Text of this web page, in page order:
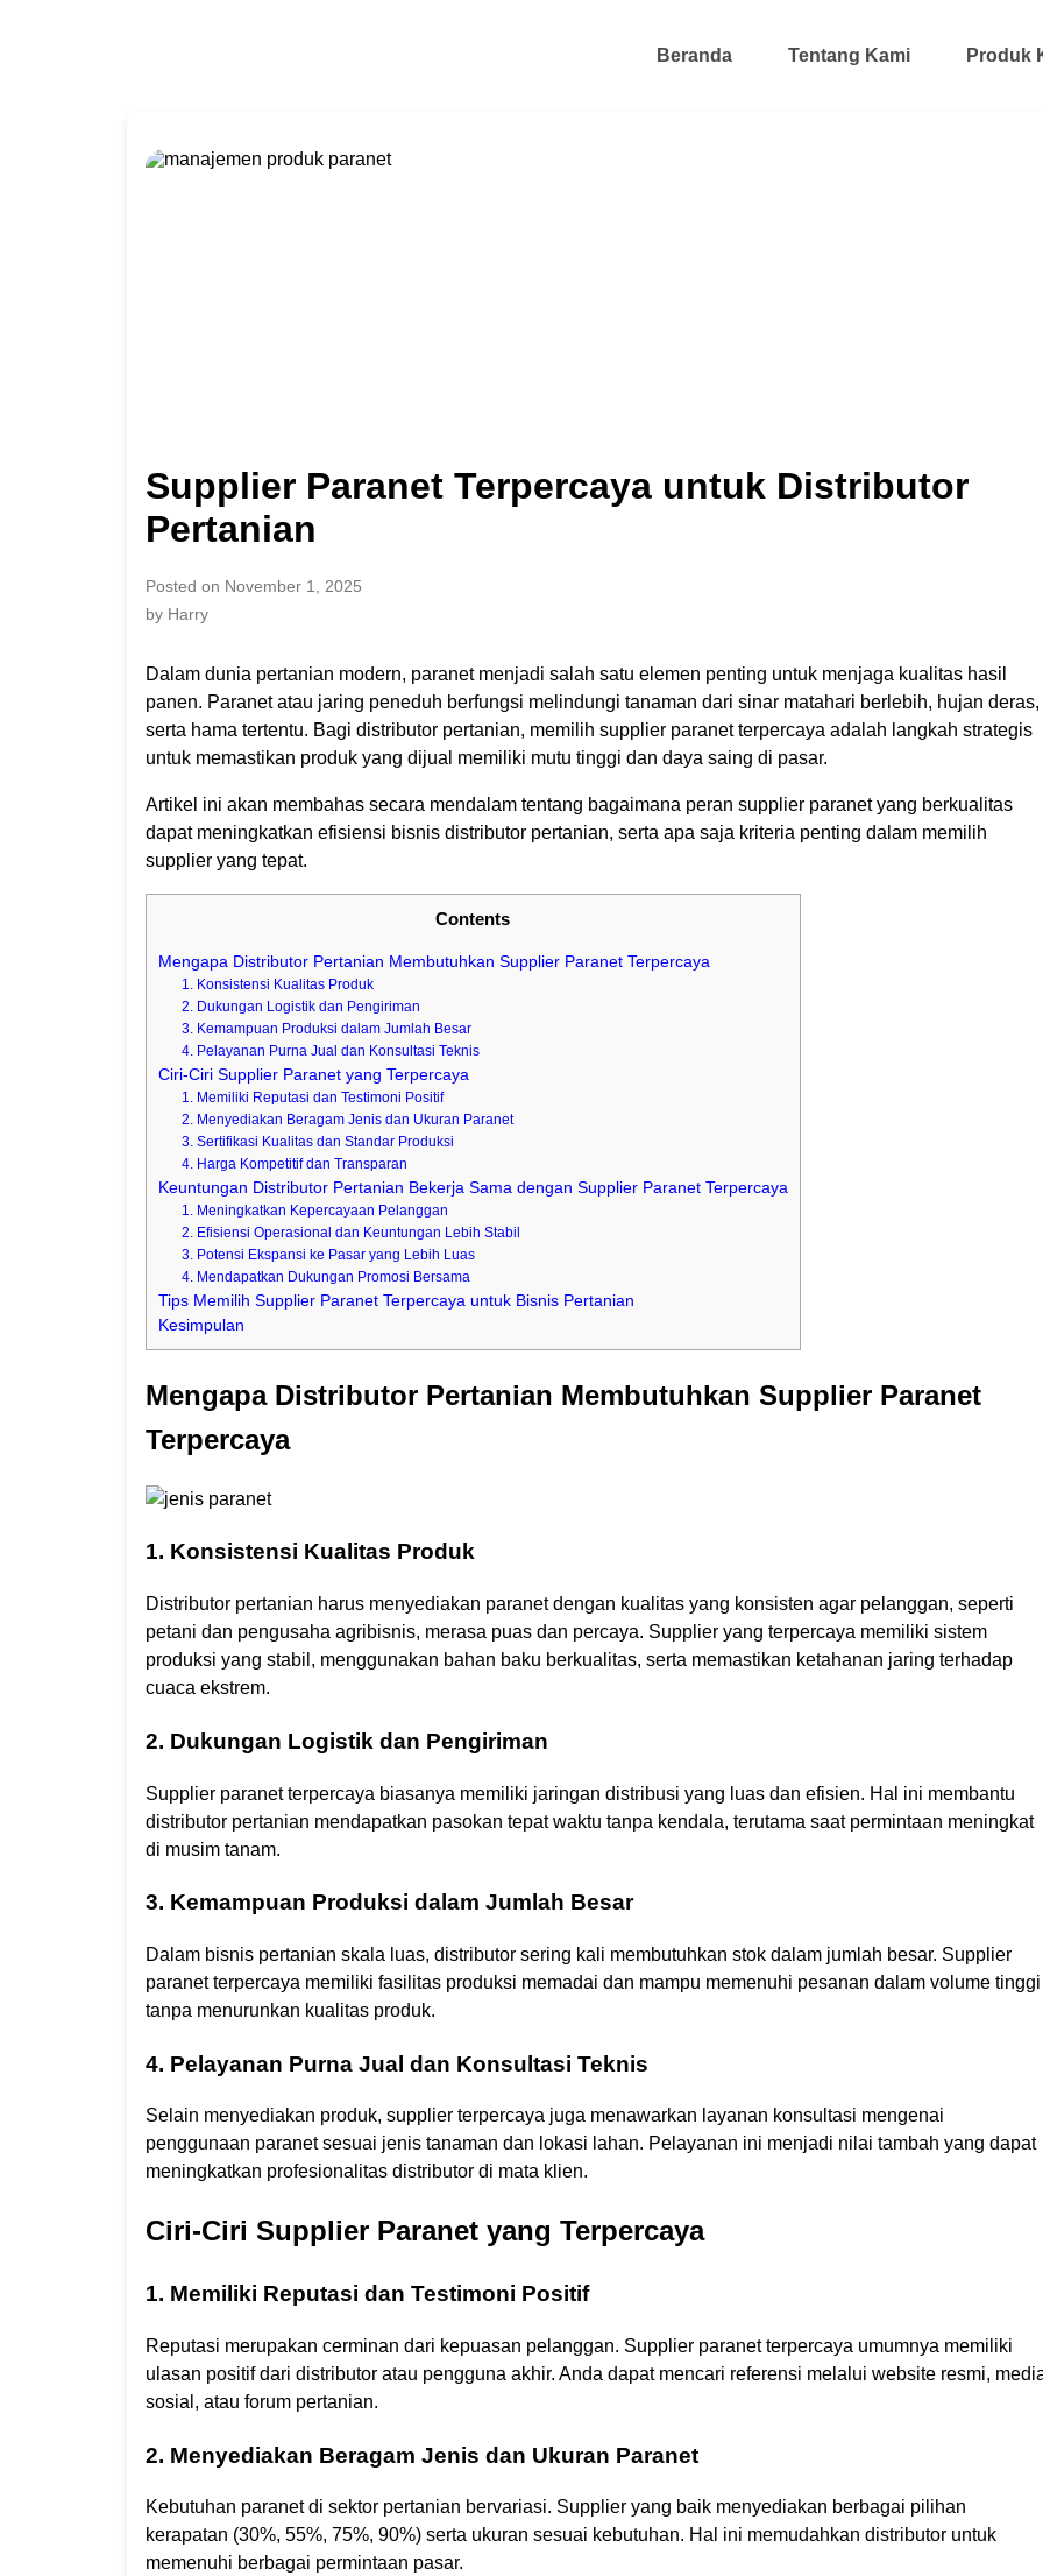
Beranda Tentang Kami Produk
Supplier Paranet Terpercaya untuk Distributor
Pertanian
Posted on November 1, 2025
by Harry
Dalam dunia pertanian modern, paranet menjadi salah satu elemen penting untuk menjaga kualitas hasil
panen. Paranet atau jaring peneduh berfungsi melindungi tanaman dari sinar matahari berlebih, hujan deras,
serta hama tertentu. Bagi distributor pertanian, memilih supplier paranet terpercaya adalah langkah strategis
untuk memastikan produk yang dijual memiliki mutu tinggi dan daya saing di pasar.
Artikel ini akan membahas secara mendalam tentang bagaimana peran supplier paranet yang berkualitas
dapat meningkatkan efisiensi bisnis distributor pertanian, serta apa saja kriteria penting dalam memilih
supplier yang tepat.
Contents
Mengapa Distributor Pertanian Membutuhkan Supplier Paranet Terpercaya
1. Konsistensi Kualitas Produk
2. Dukungan Logistik dan Pengiriman
3. Kemampuan Produksi dalam Jumlah Besar
4. Pelayanan Purna Jual dan Konsultasi Teknis
Ciri-Ciri Supplier Paranet yang Terpercaya
1. Memiliki Reputasi dan Testimoni Positif
2. Menyediakan Beragam Jenis dan Ukuran Paranet
3. Sertifikasi Kualitas dan Standar Produksi
4. Harga Kompetitif dan Transparan
Keuntungan Distributor Pertanian Bekerja Sama dengan Supplier Paranet Terpercaya
1. Meningkatkan Kepercayaan Pelanggan
2. Efisiensi Operasional dan Keuntungan Lebih Stabil
3. Potensi Ekspansi ke Pasar yang Lebih Luas
4. Mendapatkan Dukungan Promosi Bersama
Tips Memilih Supplier Paranet Terpercaya untuk Bisnis Pertanian
Kesimpulan
Mengapa Distributor Pertanian Membutuhkan Supplier Paranet
Terpercaya
1. Konsistensi Kualitas Produk
Distributor pertanian harus menyediakan paranet dengan kualitas yang konsisten agar pelanggan, seperti
petani dan pengusaha agribisnis, merasa puas dan percaya. Supplier yang terpercaya memiliki sistem
produksi yang stabil, menggunakan bahan baku berkualitas, serta memastikan ketahanan jaring terhadap
cuaca ekstrem.
2. Dukungan Logistik dan Pengiriman
Supplier paranet terpercaya biasanya memiliki jaringan distribusi yang luas dan efisien. Hal ini membantu
distributor pertanian mendapatkan pasokan tepat waktu tanpa kendala, terutama saat permintaan meningkat
di musim tanam.
3. Kemampuan Produksi dalam Jumlah Besar
Dalam bisnis pertanian skala luas, distributor sering kali membutuhkan stok dalam jumlah besar. Supplier
paranet terpercaya memiliki fasilitas produksi memadai dan mampu memenuhi pesanan dalam volume tinggi
tanpa menurunkan kualitas produk.
4. Pelayanan Purna Jual dan Konsultasi Teknis
Selain menyediakan produk, supplier terpercaya juga menawarkan layanan konsultasi mengenai
penggunaan paranet sesuai jenis tanaman dan lokasi lahan. Pelayanan ini menjadi nilai tambah yang dapat
meningkatkan profesionalitas distributor di mata klien.
Ciri-Ciri Supplier Paranet yang Terpercaya
1. Memiliki Reputasi dan Testimoni Positif
Reputasi merupakan cerminan dari kepuasan pelanggan. Supplier paranet terpercaya umumnya memiliki
ulasan positif dari distributor atau pengguna akhir. Anda dapat mencari referensi melalui website resmi,
sosial, atau forum pertanian.
2. Menyediakan Beragam Jenis dan Ukuran Paranet
Kebutuhan paranet di sektor pertanian bervariasi. Supplier yang baik menyediakan berbagai pilihan
kerapatan (30%, 55%, 75%, 90%) serta ukuran sesuai kebutuhan. Hal ini memudahkan distributor untuk
memenuhi berbagai permintaan pasar.